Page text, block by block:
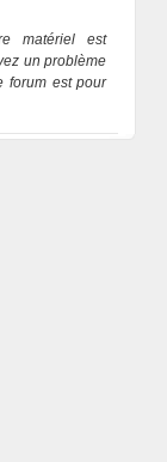
matériel est
un problème
forum est pour